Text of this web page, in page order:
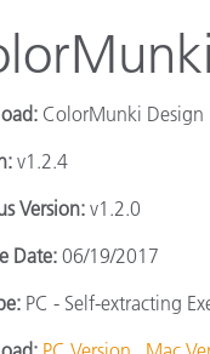
ColorMunki Design
v1.2.4
Version:v1.2.0
Date:06/19/2017
PC - Self-extracting